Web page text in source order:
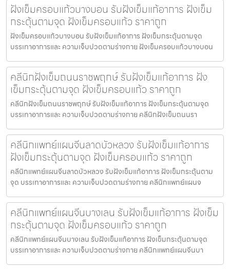
ฝังเข็มครอบแก้วบางบอน รับฝังเข็มแก้อาการ ฝังเข็ม
กระตุ้นตามจุด ฝังเข็มครอบแก้ว ราคาถูก
ฝังเข็มครอบแก้วบางบอน รับฝังเข็มแก้อาการ ฝังเข็มกระตุ้นตามจุด
บรรเทาอาการและ ความเจ็บปวดตามร่างกาย ฝังเข็มครอบแก้วบางบอน
คลีนิกฝังเข็มถนนราชพฤกษ์ รับฝังเข็มแก้อาการ ฝัง
เข็มกระตุ้นตามจุด ฝังเข็มครอบแก้ว ราคาถูก
คลีนิกฝังเข็มถนนราชพฤกษ์ รับฝังเข็มแก้อาการ ฝังเข็มกระตุ้นตามจุด
บรรเทาอาการและ ความเจ็บปวดตามร่างกาย คลีนิกฝังเข็มถนนรา
คลีนิกแพทย์แผนจีนลาดบัวหลวง รับฝังเข็มแก้อาการ
ฝังเข็มกระตุ้นตามจุด ฝังเข็มครอบแก้ว ราคาถูก
คลีนิกแพทย์แผนจีนลาดบัวหลวง รับฝังเข็มแก้อาการ ฝังเข็มกระตุ้นตาม
จุด บรรเทาอาการและ ความเจ็บปวดตามร่างกาย คลีนิกแพทย์แผนจ
คลีนิกแพทย์แผนจีนบางเลน รับฝังเข็มแก้อาการ ฝังเข็ม
กระตุ้นตามจุด ฝังเข็มครอบแก้ว ราคาถูก
คลีนิกแพทย์แผนจีนบางเลน รับฝังเข็มแก้อาการ ฝังเข็มกระตุ้นตามจุด
บรรเทาอาการและ ความเจ็บปวดตามร่างกาย คลีนิกแพทย์แผนจีนบา